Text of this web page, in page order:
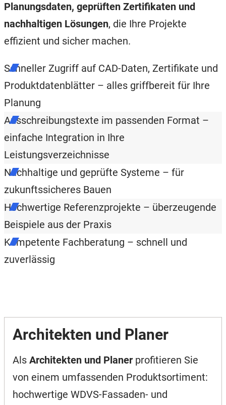
Planungsdaten, geprüften Zertifikaten und
nachhaltigen Lösungen, die Ihre Projekte
effizient und sicher machen.
Schneller Zugriff auf CAD-Daten, Zertifikate und
Produktdatenblätter – alles griffbereit für Ihre
Planung
Ausschreibungstexte im passenden Format –
einfache Integration in Ihre
Leistungsverzeichnisse
Nachhaltige und geprüfte Systeme – für
zukunftssicheres Bauen
Hochwertige Referenzprojekte – überzeugende
Beispiele aus der Praxis
Kompetente Fachberatung – schnell und
zuverlässig
Architekten und Planer
Als Architekten und Planer profitieren Sie
von einem umfassenden Produktsortiment:
hochwertige WDVS-Fassaden- und